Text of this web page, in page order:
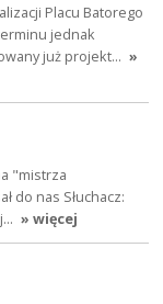
Placu Batorego
jednak
już projekt… »
"mistrza
do nas Słuchacz:
» więcej